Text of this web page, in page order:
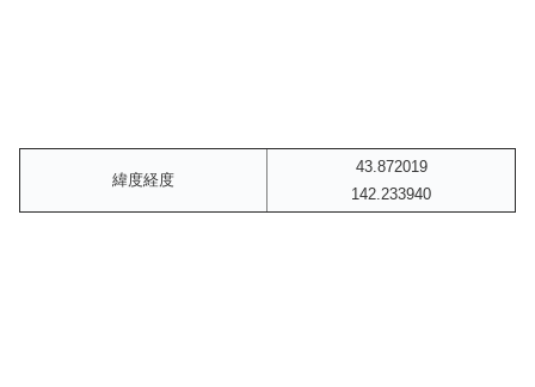
緯度経度
43.872019
142.233940